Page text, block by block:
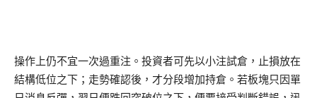
操作上仍不宜一次過重注。投資者可先以小注試倉，止損放在
結構低位之下；走勢確認後，才分段增加持倉。若板塊只因單